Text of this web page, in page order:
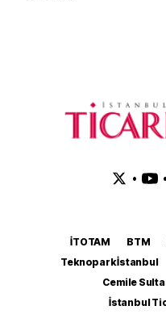
• •
İTOTAM BTM
Teknopark İstanbul
Cemile
İstanbul